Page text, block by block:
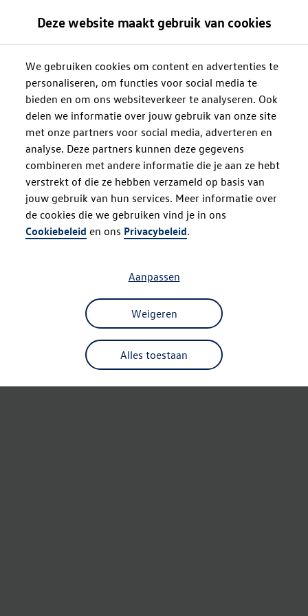
Deze website maakt gebruik van cookies
We gebruiken cookies om content en advertenties te
personaliseren, om functies voor social media te
bieden en om ons websiteverkeer te analyseren. Ook
delen we informatie over jouw gebruik van onze site
met onze partners voor social media, adverteren en
analyse. Deze partners kunnen deze gegevens
combineren met andere informatie die je aan ze hebt
verstrekt of die ze hebben verzameld op basis van
jouw gebruik van hun services. Meer informatie over
de cookies die we gebruiken vind je in ons
Cookiebeleid en ons Privacybeleid.
Alles toestaan
Weigeren
Aanpassen
Oops!
Something went wrong. Please try
refreshing the app
Refresh